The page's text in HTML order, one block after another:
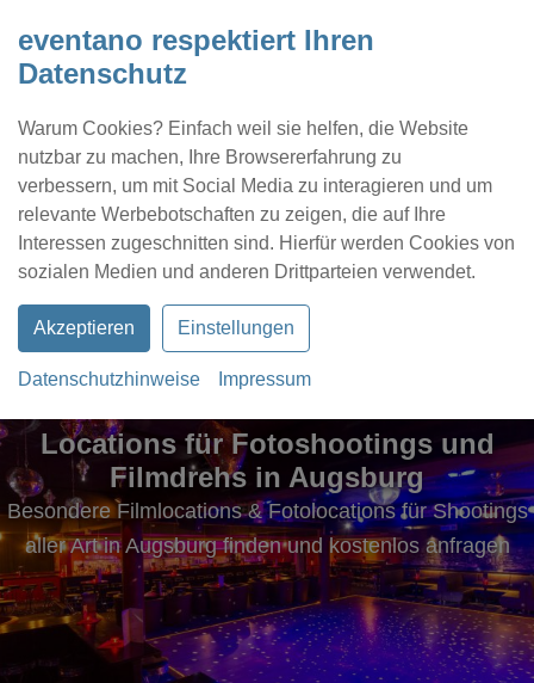
eventano respektiert Ihren
Datenschutz
Warum Cookies? Einfach weil sie helfen, die Website
nutzbar zu machen, Ihre Browsererfahrung zu
verbessern, um mit Social Media zu interagieren und um
relevante Werbebotschaften zu zeigen, die auf Ihre
Interessen zugeschnitten sind. Hierfür werden Cookies von
sozialen Medien und anderen Drittparteien verwendet.
Akzeptieren Einstellungen
Datenschutzhinweise Impressum
Kontakt Location eintragen Profil
Locations für Fotoshootings und
Filmdrehs in Augsburg
Besondere Filmlocations & Fotolocations für Shootings
aller Art in Augsburg finden und kostenlos anfragen